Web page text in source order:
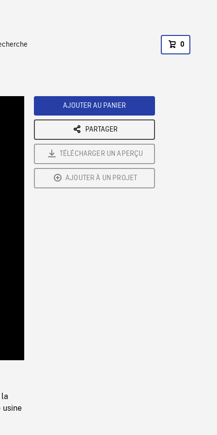
0
Rate
usine
AJOUTER AU PANIER
PARTAGER
TÉLÉCHARGER UN APERÇU
AJOUTER À UN PROJET